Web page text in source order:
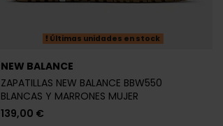
Últimas unidades en stock
NEW BALANCE
ZAPATILLAS NEW BALANCE BBW550
BLANCAS Y MARRONES MUJER
139,00 €